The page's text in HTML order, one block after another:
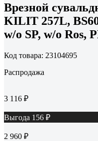
Врезной
KILIT 257L,
w/o SP, w/o Ros,
Код товара: 23104695
Распродажа
3 116 ₽
Выгода 156 ₽
2 960 ₽